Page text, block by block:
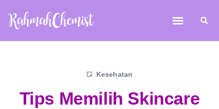
Kesehatan
Tips Memilih Skincare